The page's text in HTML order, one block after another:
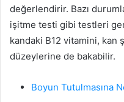
değerlendirir. Bazı
işitme testi gibi testleri
kandaki B12 vitamini,
düzeylerine de bakabilir.
Boyun Tutulmasına